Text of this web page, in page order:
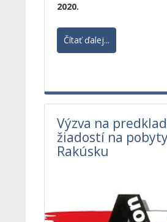
2020.
Čítať ďalej...
Výzva na
žiadostí na
Rakúsku